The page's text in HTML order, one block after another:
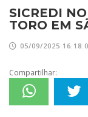
SICREDI
TORO EM
05/09/2025
Compartilhar: